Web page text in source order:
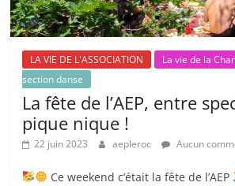
LA VIE DE L'ASSOCIATION La vie de la
section danse
La fête de l’AEP, entre
pique nique !
22 juin 2023 aepleroc Aucun
Ce weekend c’était la fête de l’AEP